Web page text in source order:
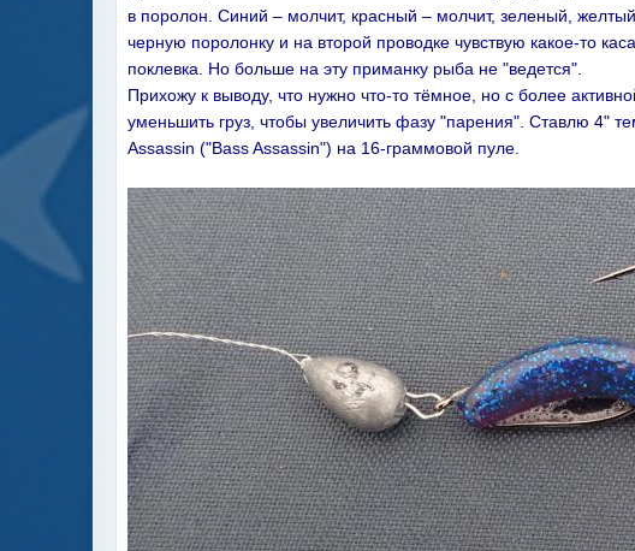
в поролон. Синий – молчит, красный – молчит, зеленый,
черную поролонку и на второй проводке чувствую какое-то
поклевка. Но больше на эту приманку рыба не "ведется".
Прихожу к выводу, что нужно что-то тёмное, но с более
уменьшить груз, чтобы увеличить фазу "парения". Ставлю 4"
Assassin ("Bass Assassin") на 16-граммовой пуле.